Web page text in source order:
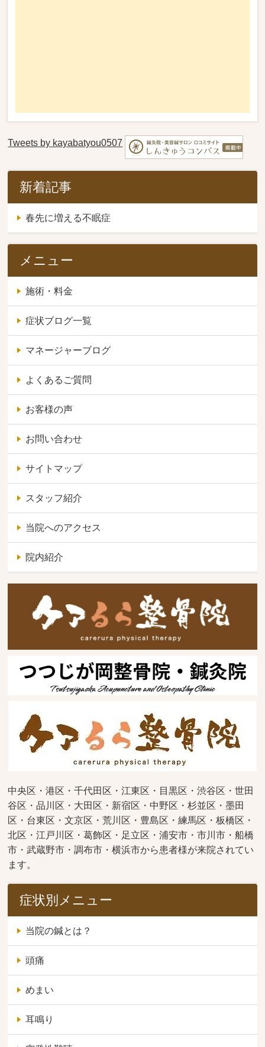
Tweets by kayabatyou0507
新着記事
春先に増える不眠症
メニュー
施術・料金
症状ブログ一覧
マネージャーブログ
よくあるご質問
お客様の声
お問い合わせ
サイトマップ
スタッフ紹介
当院へのアクセス
院内紹介
中央区・港区・千代田区・江東区・目黒区・渋谷区・世田
谷区・品川区・大田区・新宿区・中野区・杉並区・墨田
区・台東区・文京区・荒川区・豊島区・練馬区・板橋区・
北区・江戸川区・葛飾区・足立区・浦安市・市川市・船橋
市・武蔵野市・調布市・横浜市から患者様が来院されてい
ます。
症状別メニュー
当院の鍼とは？
頭痛
めまい
耳鳴り